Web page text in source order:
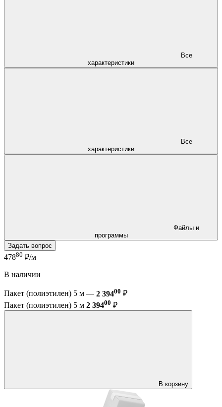
характеристики
характеристики
программы
Задать вопрос
47880 ₽/м
В наличии
Пакет (полиэтилен) 5 м — 2 39400 ₽
Пакет (полиэтилен) 5 м 2 39400 ₽
В корзину